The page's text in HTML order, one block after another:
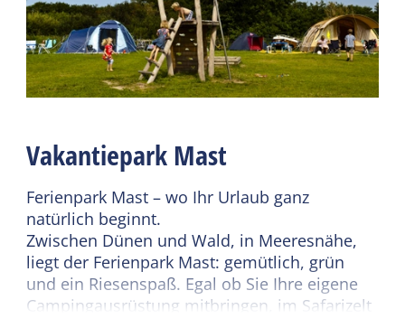
Wifi (geteilt)
Parkplatz
Restaurant
Catering-Terrasse
Weiterlesen
Vakantiepark Mast
Ferienpark Mast – wo Ihr Urlaub ganz
natürlich beginnt.
Zwischen Dünen und Wald, in Meeresnähe,
liegt der Ferienpark Mast: gemütlich, grün
und ein Riesenspaß. Egal ob Sie Ihre eigene
Campingausrüstung mitbringen, im Safarizelt